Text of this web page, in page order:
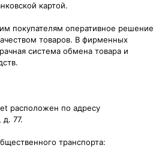
картой.
покупателям оперативное решение
товаров. В фирменных
система обмена товара и
расположен по адресу
д. 77.
транспорта: